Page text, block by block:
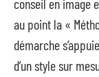
conseil en image
au point la «
démarche
d’un style sur